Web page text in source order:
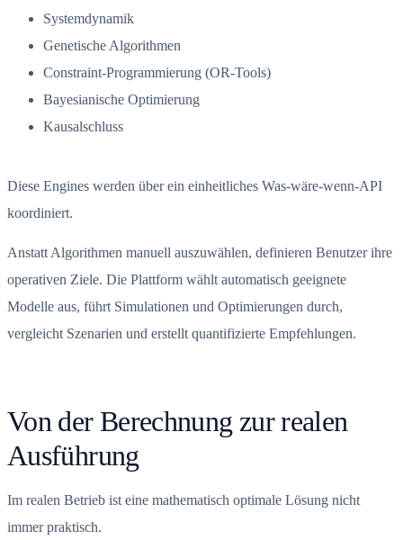
Systemdynamik
Genetische Algorithmen
Constraint-Programmierung (OR-Tools)
Bayesianische Optimierung
Kausalschluss
Diese Engines werden über ein einheitliches Was-wäre-wenn-API
koordiniert.
Anstatt Algorithmen manuell auszuwählen, definieren Benutzer ihre
operativen Ziele. Die Plattform wählt automatisch geeignete
Modelle aus, führt Simulationen und Optimierungen durch,
vergleicht Szenarien und erstellt quantifizierte Empfehlungen.
Von der Berechnung zur realen
Ausführung
Im realen Betrieb ist eine mathematisch optimale Lösung nicht
immer praktisch.